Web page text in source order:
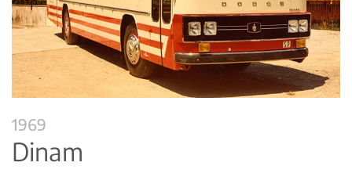
1969
Dinam